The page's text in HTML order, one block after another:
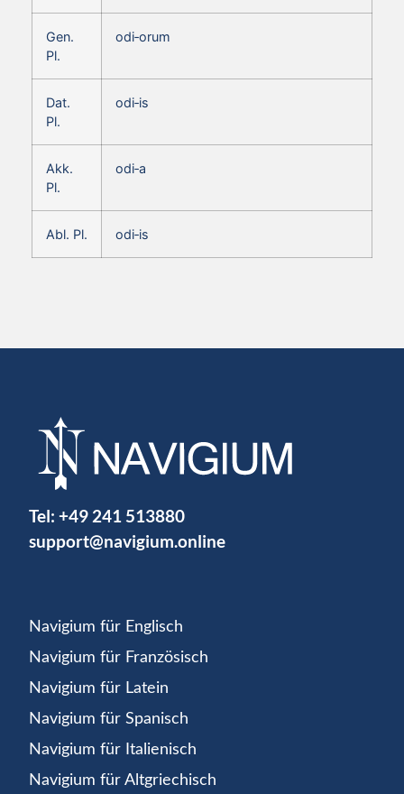
Gen.
Pl.
odi‑orum
Dat.
Pl.
odi‑is
Akk.
Pl.
odi‑a
Abl. Pl. odi‑is
Tel: +49 241 513880
support@navigium.online
Navigium für Englisch
Navigium für Französisch
Navigium für Latein
Navigium für Spanisch
Navigium für Italienisch
Navigium für Altgriechisch